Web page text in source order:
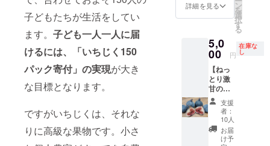
子どもたちが生活をしてい
ます。 子ども一人一人に届
けるには、「いちじく150
パック寄付」の実現が大き
な目標となります。
ですがいちじくは、それな
りに高級な果物です。小さ
ださい
ませ。
返礼品
を選択
し支援
いただ
くと、
児童養
護施設
に1パッ
クを寄
付しま
す。も
ン、バ
ニラア
合わせ
るなど
スイー
ツとし
てお楽
しみく
ださ
い。焼
き芋で
食べる
と甘さ
控えめ
黒イチ
ジク。
うにと
ろりと
した食
感と濃
厚な甘
みが特
徴で
す。 ・
黒イチ
ジ
ク・・
んで
クール
ます。
毎日採
れたて
のもの
を順に
発送し
ますの
で、受
け取り
日はご
指定で
専用の
しく包
んで
クール
便でお
届けし
ます。
毎日採
れたて
のもの
を順に
発送し
あわせ
~12玉入
り）
、 希
少種い
ちじく
詰め合
わせ
セット
⇒桝井
ドー
フィン
いちじ
くなど
の世界
種いち
じくと
一般的
な品種
桝井
ドー
フィン
のお任
せいち
じく詰
め合わ
詳細を見る ン
を
選
択
す
る
5,0
00 円
在庫な
し
【ねっ
とり激
甘の黒
いちじ
くビオ
レソリ
エス＆
お任せ
支援
者：
10人
お届
け予